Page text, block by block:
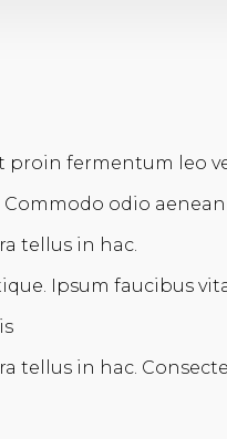
proin fermentum leo
odio
tellus in hac.
Ipsum faucibus
tellus in hac.